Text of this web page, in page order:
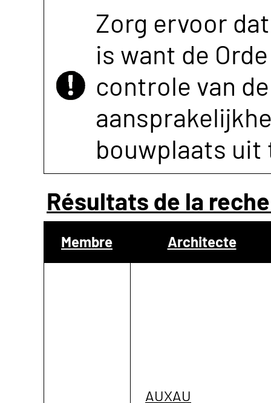
Zorg ervoor
is want de
controle van
bouwplaats uit
Résultats de la
Membre Architecte
AUXAU